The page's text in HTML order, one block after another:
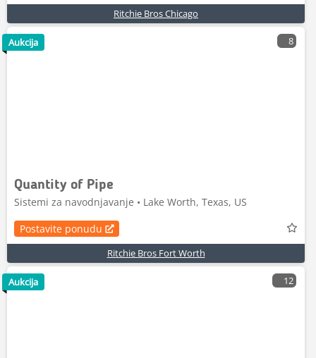
Ritchie Bros Chicago
8
Quantity of Pipe
Sistemi za navodnjavanje • Lake Worth, Texas, US
Postavite ponudu
Ritchie Bros Fort Worth
Aukcija
12
Aukcija